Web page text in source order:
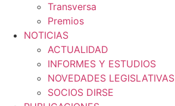
Transversa
Premios
NOTICIAS
ACTUALIDAD
INFORMES Y ESTUDIOS
NOVEDADES LEGISLATIVAS
SOCIOS DIRSE